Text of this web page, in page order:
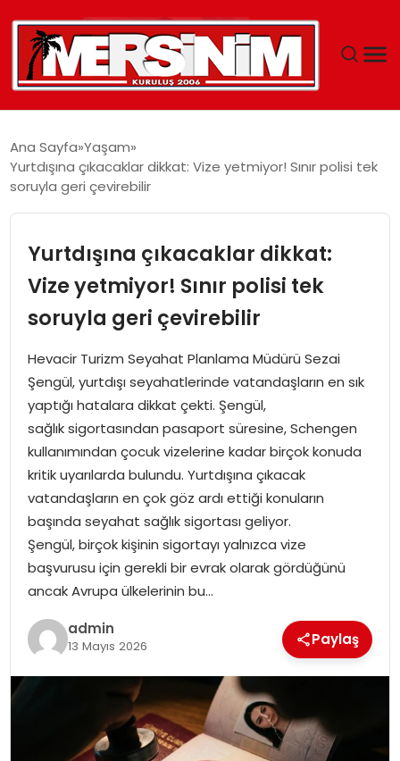
YAŞAM
EĞITIM
SPOR
EKONOMI
MAGAZIN
DÜNYA
OTOMOBIL
Ana Sayfa Yaşam
Yurtdışına çıkacaklar dikkat: Vize yetmiyor! Sınır polisi tek
soruyla geri çevirebilir
Yurtdışına çıkacaklar dikkat:
Vize yetmiyor! Sınır polisi tek
soruyla geri çevirebilir
Hevacir Turizm Seyahat Planlama Müdürü Sezai
Şengül, yurtdışı seyahatlerinde vatandaşların en sık
yaptığı hatalara dikkat çekti. Şengül,
sağlık sigortasından pasaport süresine, Schengen
kullanımından çocuk vizelerine kadar birçok konuda
kritik uyarılarda bulundu. Yurtdışına çıkacak
vatandaşların en çok göz ardı ettiği konuların
başında seyahat sağlık sigortası geliyor.
Şengül, birçok kişinin sigortayı yalnızca vize
başvurusu için gerekli bir evrak olarak gördüğünü
ancak Avrupa ülkelerinin bu…
admin
13 Mayıs 2026 Paylaş